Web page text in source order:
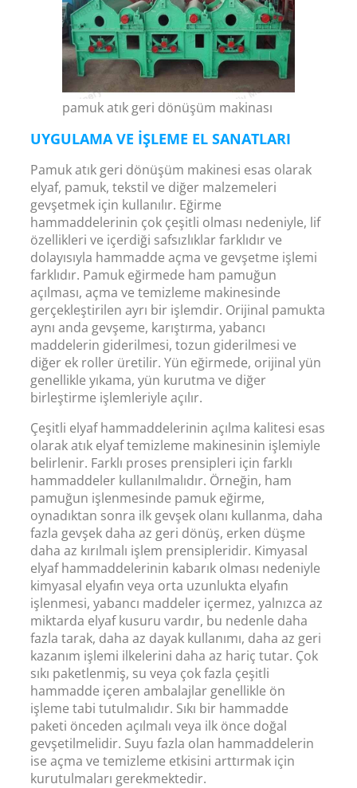
pamuk atık geri dönüşüm makinası
UYGULAMA VE IŞLEME EL SANATLARI
Pamuk atık geri dönüşüm makinesi esas olarak
elyaf, pamuk, tekstil ve diğer malzemeleri
gevşetmek için kullanılır. Eğirme
hammaddelerinin çok çeşitli olması nedeniyle, lif
özellikleri ve içerdiği safsızlıklar farklıdır ve
dolayısıyla hammadde açma ve gevşetme işlemi
farklıdır. Pamuk eğirmede ham pamuğun
açılması, açma ve temizleme makinesinde
gerçekleştirilen ayrı bir işlemdir. Orijinal pamukta
aynı anda gevşeme, karıştırma, yabancı
maddelerin giderilmesi, tozun giderilmesi ve
diğer ek roller üretilir. Yün eğirmede, orijinal yün
genellikle yıkama, yün kurutma ve diğer
birleştirme işlemleriyle açılır.
Çeşitli elyaf hammaddelerinin açılma kalitesi esas
olarak atık elyaf temizleme makinesinin işlemiyle
belirlenir. Farklı proses prensipleri için farklı
hammaddeler kullanılmalıdır. Örneğin, ham
pamuğun işlenmesinde pamuk eğirme,
oynadıktan sonra ilk gevşek olanı kullanma, daha
fazla gevşek daha az geri dönüş, erken düşme
daha az kırılmalı işlem prensipleridir. Kimyasal
elyaf hammaddelerinin kabarık olması nedeniyle
kimyasal elyafın veya orta uzunlukta elyafın
işlenmesi, yabancı maddeler içermez, yalnızca az
miktarda elyaf kusuru vardır, bu nedenle daha
fazla tarak, daha az dayak kullanımı, daha az geri
kazanım işlemi ilkelerini daha az hariç tutar. Çok
sıkı paketlenmiş, su veya çok fazla çeşitli
hammadde içeren ambalajlar genellikle ön
işleme tabi tutulmalıdır. Sıkı bir hammadde
paketi önceden açılmalı veya ilk önce doğal
gevşetilmelidir. Suyu fazla olan hammaddelerin
ise açma ve temizleme etkisini arttırmak için
kurutulmaları gerekmektedir.